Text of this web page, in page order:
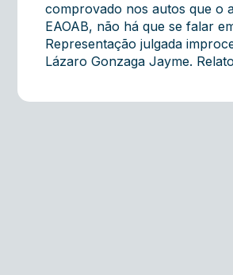
comprovado nos autos que o
EAOAB, não há que se falar
Representação julgada
Lázaro Gonzaga Jayme.